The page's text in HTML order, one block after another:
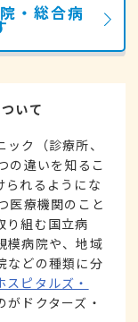
・総合病
いて
ク（診療所、
の違いを知るこ
られるようにな
医療機関のこと
り組む国立病
模病院や、地域
などの種類に分
スピタルズ・
ドクターズ・